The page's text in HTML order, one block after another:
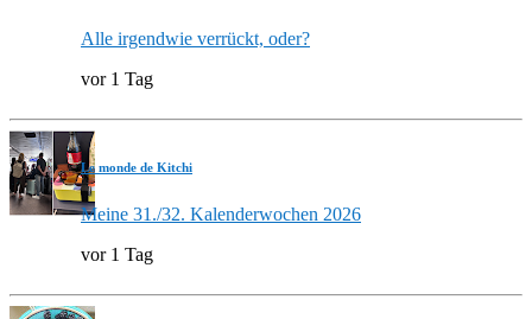
Alle irgendwie verrückt, oder?
vor 1 Tag
Le monde de Kitchi
Meine 31./32. Kalenderwochen 2026
vor 1 Tag